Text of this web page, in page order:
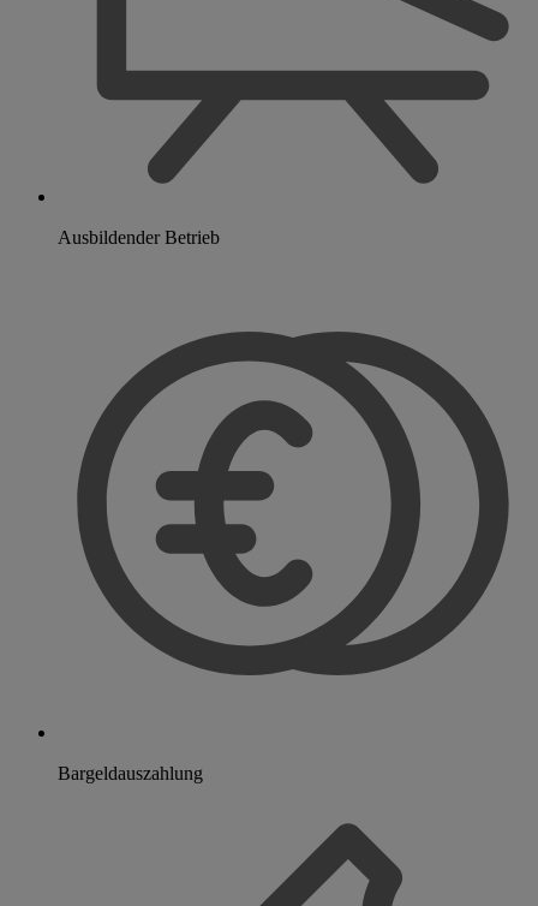
Ausbildender Betrieb
Bargeldauszahlung